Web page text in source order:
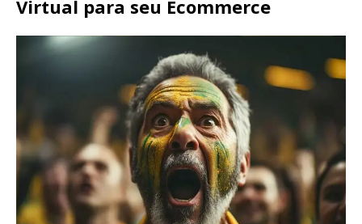
Virtual para seu Ecommerce